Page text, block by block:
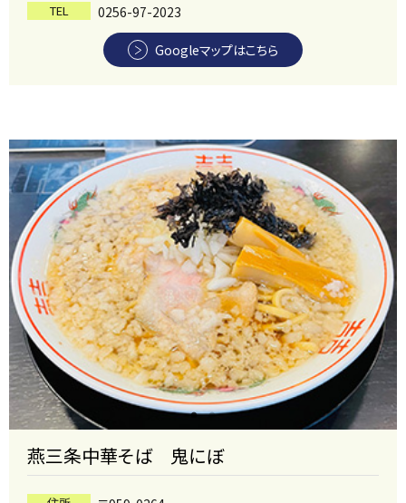
TEL 0256-97-2023
Googleマップはこちら
燕三条中華そば 鬼にぼ